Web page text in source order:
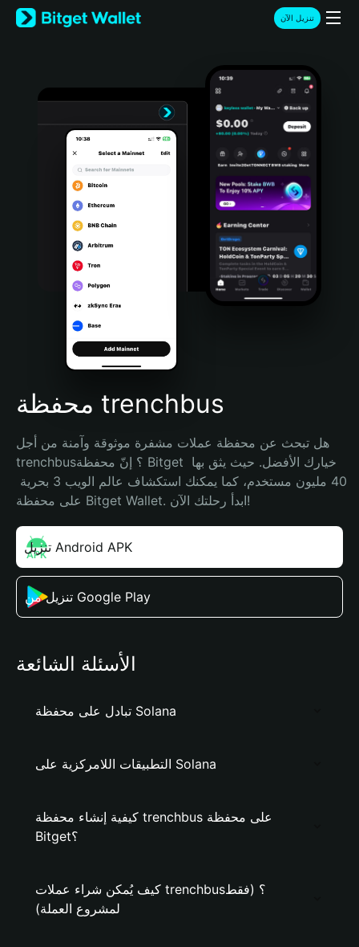
English
日本語
Türkçe
Português (Portugal)
Bahasa Indonesia
Português (Brasil)
Español (Argentina)
تنزيل الآن
محفظة trenchbus
هل تبحث عن محفظة عملات مشفرة موثوقة وآمنة من أجل
trenchbus؟ إنّ محفظة Bitget خيارك الأفضل. حيث يثق بها
على محفظة Bitget Wallet. ابدأ رحلتك الآن!
تنزيل Android APK
تنزيل من Google Play
الأسئلة الشائعة
تبادل على محفظة Solana
التطبيقات اللامركزية على Solana
كيفية إنشاء محفظة trenchbus على محفظة
Bitget؟
كيف يُمكن شراء عملات trenchbus؟ (فقط
لمشروع العملة)